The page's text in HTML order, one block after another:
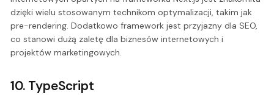
dzięki wielu stosowanym technikom optymalizacji, takim jak
pre-rendering. Dodatkowo framework jest przyjazny dla SEO,
co stanowi dużą zaletę dla biznesów internetowych i
projektów marketingowych.
10. TypeScript